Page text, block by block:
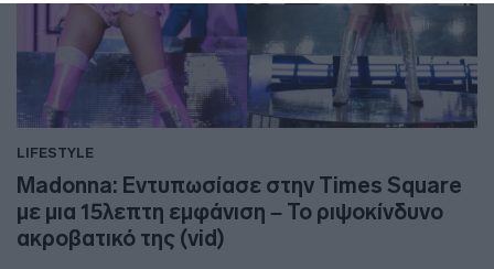
LIFESTYLE
Madonna: Εντυπωσίασε στην Times Square
με μια 15λεπτη εμφάνιση – Το ριψοκίνδυνο
ακροβατικό της (vid)